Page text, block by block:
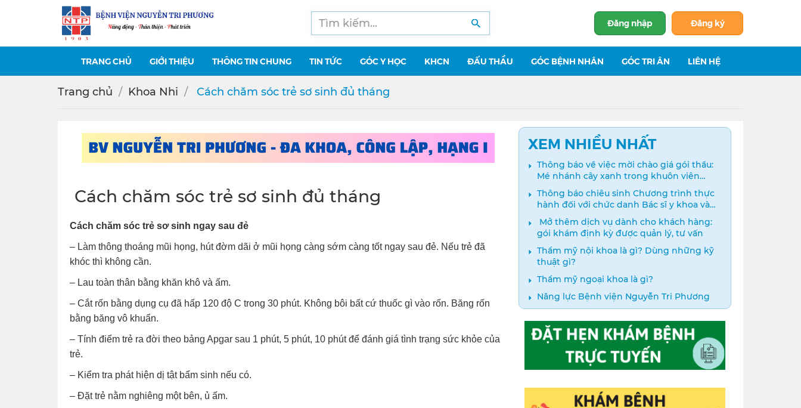
Đăng nhập Đăng ký
TRANG CHỦ GIỚI THIỆU THÔNG TIN CHUNG TIN TỨC GÓC Y HỌC KHCN ĐẤU THẦU GÓC BỆNH NHÂN GÓC TRI ÂN LIÊN HỆ
Trang chủ Khoa Nhi ️ Cách chăm sóc trẻ sơ sinh đủ tháng
️ Cách chăm sóc trẻ sơ sinh đủ tháng
Cách chăm sóc trẻ sơ sinh ngay sau đẻ
– Làm thông thoáng mũi họng, hút đờm dãi ở mũi họng càng sớm càng tốt ngay sau đẻ. Nếu trẻ đã
khóc thì không cần.
– Lau toàn thân bằng khăn khô và ấm.
– Cắt rốn bằng dụng cụ đã hấp 120 độ C trong 30 phút. Không bôi bất cứ thuốc gì vào rốn. Băng rốn
bằng băng vô khuẩn.
– Tính điểm trẻ ra đời theo bảng Apgar sau 1 phút, 5 phút, 10 phút để đánh giá tình trạng sức khỏe của
trẻ.
– Kiểm tra phát hiện dị tật bẩm sinh nếu có.
– Đặt trẻ nằm nghiêng một bên, ủ ấm.
XEM NHIỀU NHẤT
Thông báo về việc mời chào giá gói thầu:
Mé nhánh cây xanh trong khuôn viên
bệnh viện
Thông báo chiêu sinh Chương trình thực
hành đối với chức danh Bác sĩ y khoa và
Điều dưỡng năm 2024
️ Mở thêm dịch vụ dành cho khách hàng:
gói khám định kỳ được quản lý, tư vấn
Thẩm mỹ nội khoa là gì? Dùng những kỹ
thuật gì?
Thẩm mỹ ngoại khoa là gì?
Năng lực Bệnh viện Nguyễn Tri Phương